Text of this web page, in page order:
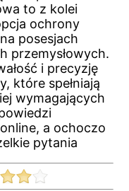
to z kolei
ochrony
posesjach
przemysłowych.
i precyzję
które spełniają
wymagających
a ochoczo
pytania